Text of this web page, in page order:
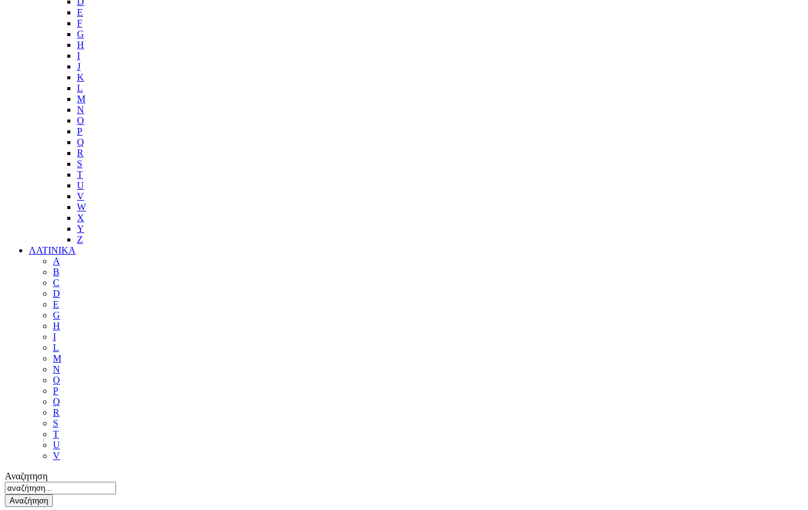
E
F
G
H
I
J
K
L
M
N
O
P
Q
R
S
T
U
V
W
X
Y
Z
ΛΑΤΙΝΙΚΑ
A
B
C
D
E
G
H
I
L
M
N
O
P
Q
R
S
T
U
V
Αναζητηση